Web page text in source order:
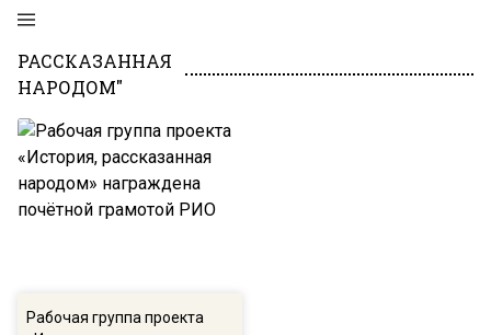
РАССКАЗАННАЯ
НАРОДОМ"
Рабочая группа проекта